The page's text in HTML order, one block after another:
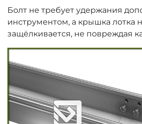
Болт не требует удержания
инструментом, а крышка лотка
защёлкивается, не повреждая